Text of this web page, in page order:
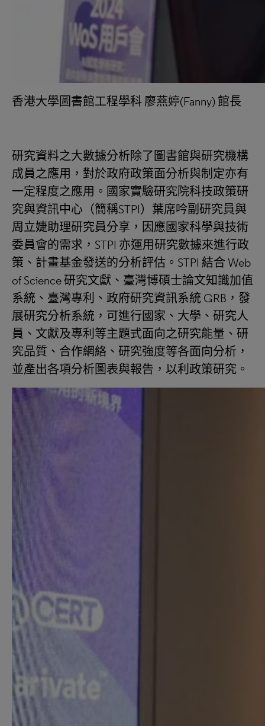
香港大學圖書館工程學科 廖燕婷(Fanny) 館長
研究資料之大數據分析除了圖書館與研究機構
成員之應用，對於政府政策面分析與制定亦有
一定程度之應用。國家實驗研究院科技政策研
究與資訊中心（簡稱STPI）葉席吟副研究員與
周立婕助理研究員分享，因應國家科學與技術
委員會的需求，STPI 亦運用研究數據來進行政
策、計畫基金發送的分析評估。STPI 結合 Web
of Science 研究文獻、臺灣博碩士論文知識加值
系統、臺灣專利、政府研究資訊系統 GRB，發
展研究分析系統，可進行國家、大學、研究人
員、文獻及專利等主題式面向之研究能量、研
究品質、合作網絡、研究強度等各面向分析，
並產出各項分析圖表與報告，以利政策研究。